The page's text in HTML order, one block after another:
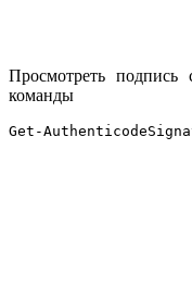
Просмотреть
команды
Get-